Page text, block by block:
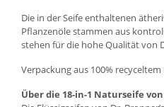
Die in der Seife enthaltenen
Pflanzenöle stammen aus
stehen für die hohe Qualität von
Verpackung aus 100% recyceltem
Über die 18-in-1 Naturseife